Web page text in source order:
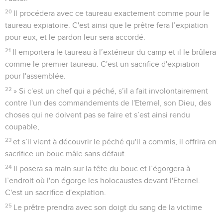
20
Il procédera avec ce taureau exactement comme pour le
taureau expiatoire. C'est ainsi que le prêtre fera l’expiation
pour eux, et le pardon leur sera accordé.
21
Il emportera le taureau à l’extérieur du camp et il le brûlera
comme le premier taureau. C'est un sacrifice d'expiation
pour l'assemblée.
22 » Si c'est un chef qui a péché, s’il a fait involontairement
contre l'un des commandements de l'Eternel, son Dieu, des
choses qui ne doivent pas se faire et s’est ainsi rendu
coupable,
23 et s’il vient à découvrir le péché qu'il a commis, il offrira en
sacrifice un bouc mâle sans défaut.
24
Il posera sa main sur la tête du bouc et l’égorgera à
l’endroit où l'on égorge les holocaustes devant l'Eternel.
C'est un sacrifice d'expiation.
25
Le prêtre prendra avec son doigt du sang de la victime